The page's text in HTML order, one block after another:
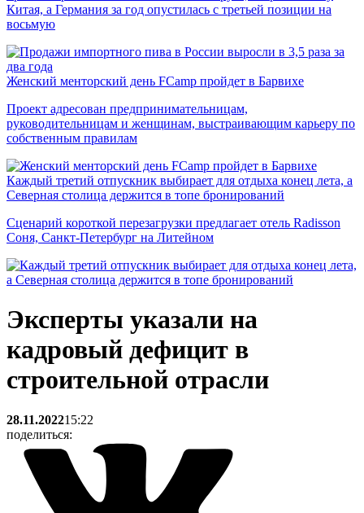
Китая, а Германия за год опустилась с третьей позиции на
восьмую
Женский менторский день FCamp пройдет в Барвихе
Проект адресован предпринимательницам,
руководительницам и женщинам, выстраивающим карьеру по
собственным правилам
Каждый третий отпускник выбирает для отдыха конец лета, а
Северная столица держится в топе бронирований
Сценарий короткой перезагрузки предлагает отель Radisson
Соня, Санкт-Петербург на Литейном
Эксперты указали на
кадровый дефицит в
строительной отрасли
28.11.202215:22
поделиться: